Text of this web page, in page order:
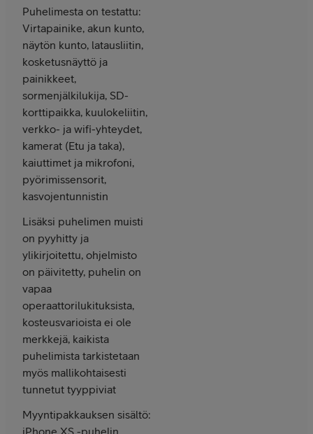
Puhelimesta on testattu:
Virtapainike, akun kunto,
näytön kunto, latausliitin,
kosketusnäyttö ja
painikkeet,
sormenjälkilukija, SD-
korttipaikka, kuulokeliitin,
verkko- ja wifi-yhteydet,
kamerat (Etu ja taka),
kaiuttimet ja mikrofoni,
pyörimissensorit,
kasvojentunnistin
Lisäksi puhelimen muisti
on pyyhitty ja
ylikirjoitettu, ohjelmisto
on päivitetty, puhelin on
vapaa
operaattorilukituksista,
kosteusvarioista ei ole
merkkejä, kaikista
puhelimista tarkistetaan
myös mallikohtaisesti
tunnetut tyyppiviat
Myyntipakkauksen sisältö:
iPhone XS -puhelin